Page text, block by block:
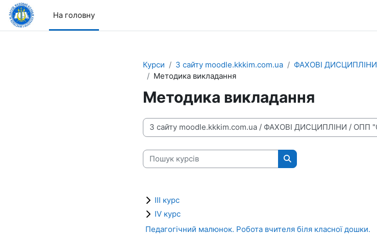
Перейти до головного вмісту
На головну
Курси З сайту moodle.kkkim.com.ua ФАХОВІ ДИСЦИПЛІНИ
Методика викладання
Методика викладання
Категорії курсів
Пошук курсів
Пошук курсів
IІІ курс
IV курс
Педагогічний малюнок. Робота вчителя біля класної дошки.